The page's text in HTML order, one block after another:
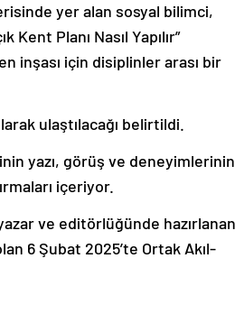
yer alan sosyal bilimci,
Planı Nasıl Yapılır”
inşası için disiplinler arası bir
ulaştılacağı belirtildi.
yazı, görüş ve deneyimlerinin
içeriyor.
ve editörlüğünde hazırlanan
6 Şubat 2025’te Ortak Akıl-